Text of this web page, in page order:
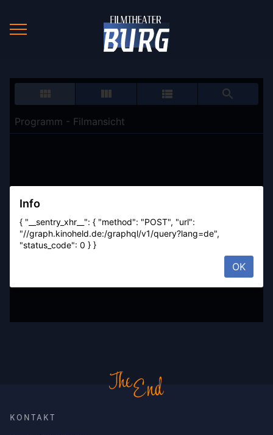
KONTAKT